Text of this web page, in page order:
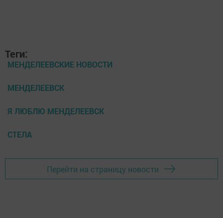
Теги:
МЕНДЕЛЕЕВСКИЕ НОВОСТИ
МЕНДЕЛЕЕВСК
Я ЛЮБЛЮ МЕНДЕЛЕЕВСК
СТЕЛА
Перейти на страницу новости